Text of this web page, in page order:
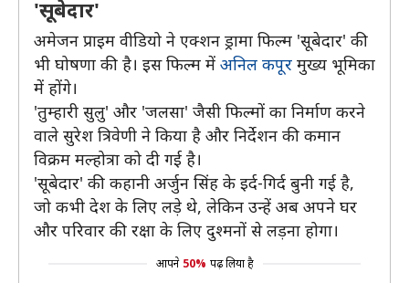
'सूबेदार'
अमेजन प्राइम वीडियो ने एक्शन ड्रामा फिल्म 'सूबेदार' की
भी घोषणा की है। इस फिल्म में अनिल कपूर मुख्य भूमिका
में होंगे।
'तुम्हारी सुलु' और 'जलसा' जैसी फिल्मों का निर्माण करने
वाले सुरेश त्रिवेणी ने किया है और निर्देशन की कमान
विक्रम मल्होत्रा को दी गई है।
'सूबेदार' की कहानी अर्जुन सिंह के इर्द-गिर्द बुनी गई है,
जो कभी देश के लिए लड़े थे, लेकिन उन्हें अब अपने घर
और परिवार की रक्षा के लिए दुश्मनों से लड़ना होगा।
आपने 50% पढ़ लिया है